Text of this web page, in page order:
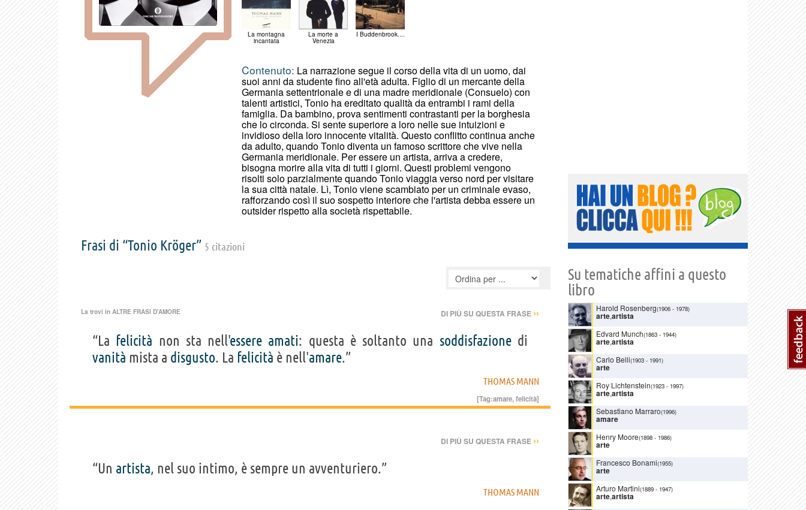
La montagna
incantata
La morte a
Venezia
I Buddenbrook....
Contenuto: La narrazione segue il corso della vita di un uomo, dai
suoi anni da studente fino all'età adulta. Figlio di un mercante della
Germania settentrionale e di una madre meridionale (Consuelo) con
talenti artistici, Tonio ha ereditato qualità da entrambi i rami della
famiglia. Da bambino, prova sentimenti contrastanti per la borghesia
che lo circonda. Si sente superiore a loro nelle sue intuizioni e
invidioso della loro innocente vitalità. Questo conflitto continua anche
da adulto, quando Tonio diventa un famoso scrittore che vive nella
Germania meridionale. Per essere un artista, arriva a credere,
bisogna morire alla vita di tutti i giorni. Questi problemi vengono
risolti solo parzialmente quando Tonio viaggia verso nord per visitare
la sua città natale. Lì, Tonio viene scambiato per un criminale evaso,
rafforzando così il suo sospetto interiore che l'artista debba essere un
outsider rispetto alla società rispettabile.
Frasi di “Tonio Kröger” 5 citazioni
La trovi in ALTRE FRASI D'AMORE DI PIÙ SU QUESTA FRASE ››
“La felicità non sta nell'essere amati: questa è soltanto una soddisfazionedi
vanità mista a disgusto. La felicità è nell'amare.”
THOMAS MANN
[Tag:amare,felicità]
DI PIÙ SU QUESTA FRASE ››
“Un artista, nel suo intimo, è sempre un avventuriero.”
THOMAS MANN
Su tematiche affini a questo
libro
Harold Rosenberg(1906 - 1978)
arte,artista
Edvard Munch(1863 - 1944)
arte,artista
Carlo Belli(1903 - 1991)
arte
Roy Lichtenstein(1923 - 1997)
arte,artista
Sebastiano Marraro(1996)
amare
Henry Moore(1898 - 1986)
arte
Francesco Bonami(1955)
arte
Arturo Martini(1889 - 1947)
arte,artista